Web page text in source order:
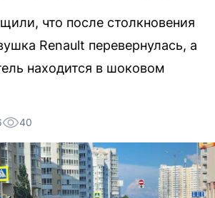
что после столкновения
Renault перевернулась, а
находится в шоковом
40